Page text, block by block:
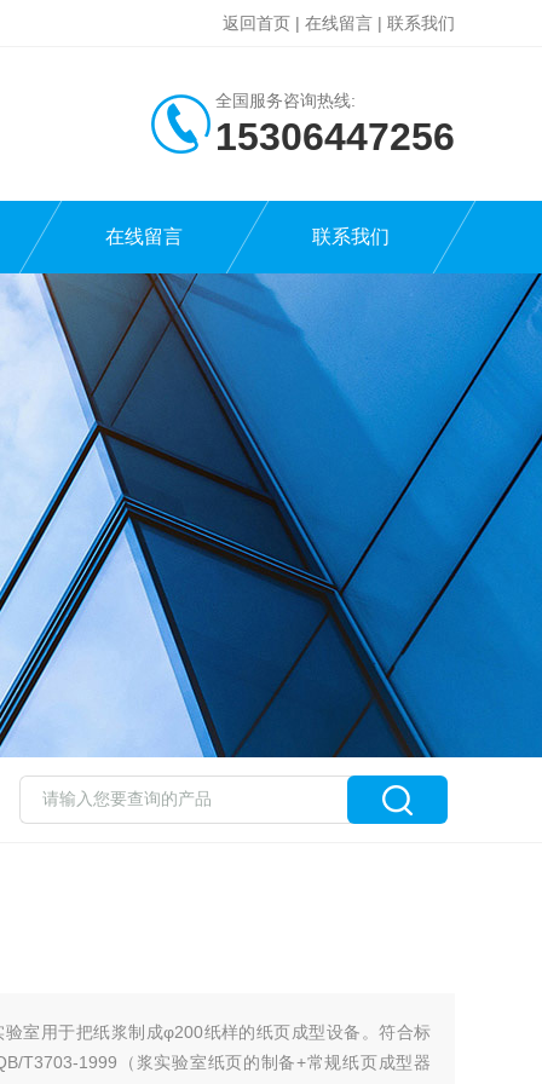
返回首页 | 在线留言 | 联系我们
全国服务咨询热线:
15306447256
在线留言 联系我们
室用于把纸浆制成φ200纸样的纸页成型设备。符合标
T3703-1999（浆实验室纸页的制备+常规纸页成型器